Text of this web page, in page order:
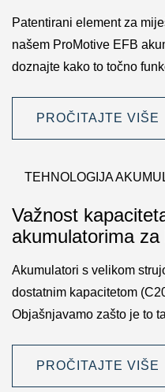
Patentirani element za
našem ProMotive EFB
doznajte kako to točno
PROČITAJTE VIŠE
TEHNOLOGIJA
Važnost
akumulatorima
Akumulatori s velikom
dostatnim kapacitetom
Objašnjavamo zašto je to
PROČITAJTE VIŠE